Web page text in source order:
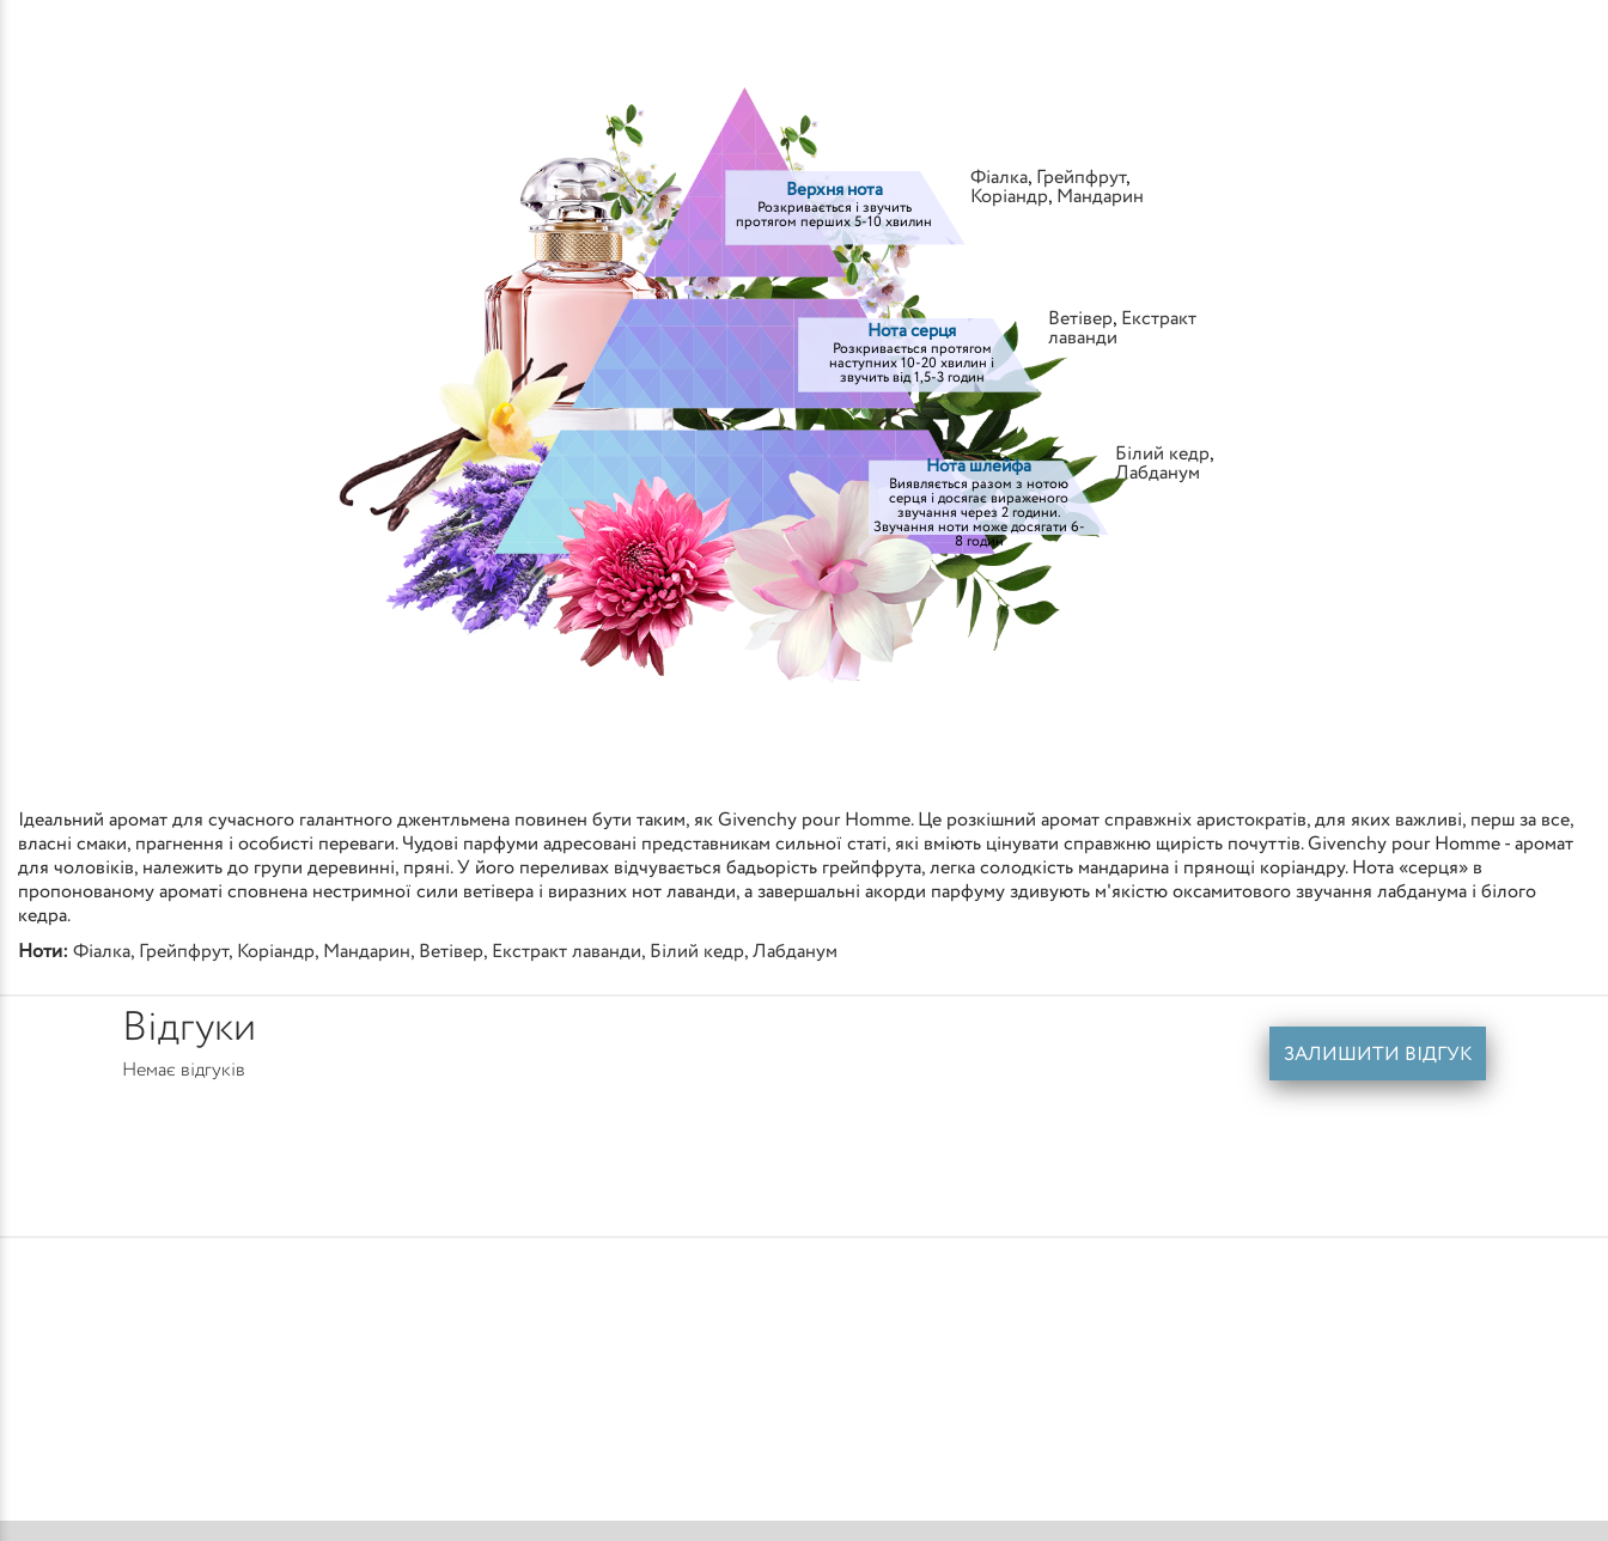
Верхня нота
Розкривається і звучить
протягом перших 5-10 хвилин
Фіалка, Грейпфрут,
Коріандр, Мандарин
Нота серця
Розкривається протягом
наступних 10-20 хвилин і
звучить від 1,5-3 годин
Ветівер, Екстракт
лаванди
Нота шлейфа
Виявляється разом з нотою
серця і досягає вираженого
звучання через 2 години.
Звучання ноти може досягати 6-
8 годин
Білий кедр,
Лабданум
Ідеальний аромат для сучасного галантного джентльмена повинен бути таким, як Givеnchy pour Hоmme. Це розкішний аромат справжніх аристократів, для яких важливі, перш за все,
власні смаки, прагнення і особисті переваги. Чудові парфуми адресовані представникам сильної статі, які вміють цінувати справжню щирість почуттів. Givenchy pour Homme - аромат
для чоловіків, належить до групи деревинні, пряні. У його переливах відчувається бадьорість грейпфрута, легка солодкість мандарина і прянощі коріандру. Нота «серця» в
пропонованому ароматі сповнена нестримної сили ветівера і виразних нот лаванди, а завершальні акорди парфуму здивують м'якістю оксамитового звучання лабданума і білого
кедра.
Ноти: Фіалка, Грейпфрут, Коріандр, Мандарин, Ветівер, Екстракт лаванди, Білий кедр, Лабданум
Відгуки
Немає відгуків
ЗАЛИШИТИ ВІДГУК